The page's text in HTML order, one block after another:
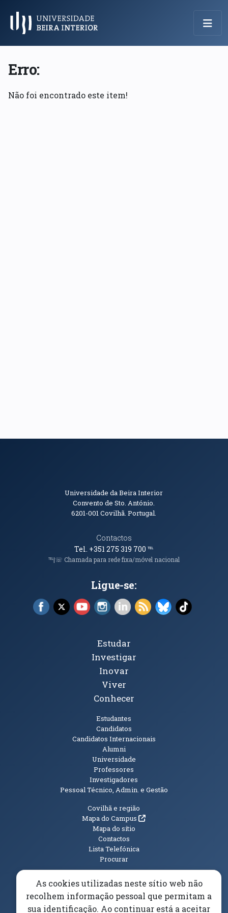
Menu Principal
Erro:
Não foi encontrado este item!
Informações de Contacto
Universidade da Beira Interior
Convento de Sto. António.
6201-001Covilhã. Portugal.
Contactos
Tel. +351 275 319 700℡
℡|☏ Chamada para rede fixa/móvel nacional
Ligue-se:
Facebook (abre em nova janela)
X (abre em nova janela)
YouTube (abre em nova janela)
Instagram (abre em nova janela)
LinkedIn (abre em nova
RSS (abre em nova
Bluesky (abre
TikTok
Tópicos Principais
Estudar
Investigar
Inovar
Viver
Conhecer
Estudantes
Candidatos
Candidatos Internacionais
Alumni
Universidade
Professores
Investigadores
Pessoal Técnico, Admin. e Gestão
Informações Adicionais
Covilhã e região
Mapa do Campus(abre em nova janela)
Mapa do sítio
Contactos
Lista Telefónica
Procurar
Elogios, Sugestões e Reclamações Livro Amarelo(abre em
As cookies utilizadas neste sítio web não
recolhem informação pessoal que permitam a
sua identificação. Ao continuar está a aceitar